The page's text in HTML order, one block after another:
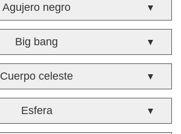
Agujero negro ▼
Big bang ▼
Cuerpo celeste ▼
Esfera ▼